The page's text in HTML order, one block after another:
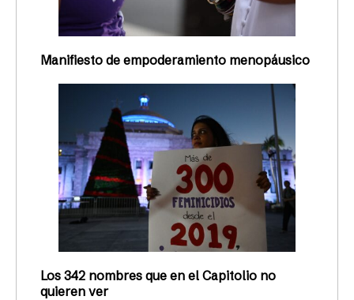
Manifiesto de empoderamiento menopáusico
Los 342 nombres que en el Capitolio no
quieren ver